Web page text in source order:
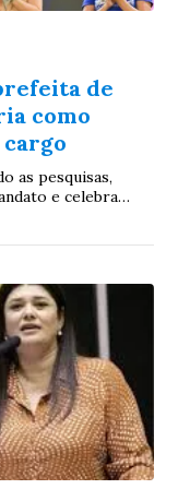
de
como
as pesquisas,
e celebra